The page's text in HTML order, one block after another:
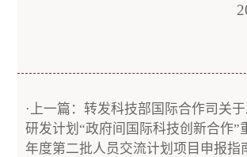
·上一篇：转发科技部国际合作司关
研发计划“政府间国际科技创新合作”
年度第二批人员交流计划项目申报指